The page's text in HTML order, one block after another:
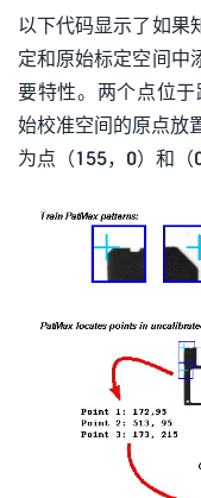
以下代码显示了如果
定和原始标定空间中
要特性。两个点位
始校准空间的原点放
为点（155，0）和（